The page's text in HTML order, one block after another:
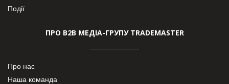
Події
ПРО В2В МЕДІА-ГРУПУ TRADEMASTER
Про нас
Наша команда